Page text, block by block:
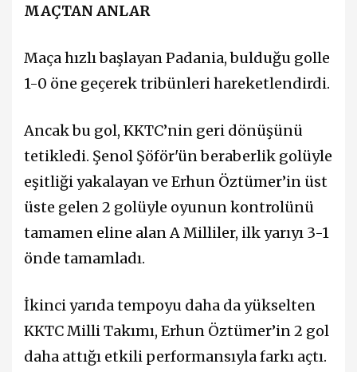
MAÇTAN ANLAR
Maça hızlı başlayan Padania, bulduğu golle
1-0 öne geçerek tribünleri hareketlendirdi.
Ancak bu gol, KKTC’nin geri dönüşünü
tetikledi. Şenol Şöför'ün beraberlik golüyle
eşitliği yakalayan ve Erhun Öztümer’in üst
üste gelen 2 golüyle oyunun kontrolünü
tamamen eline alan A Milliler, ilk yarıyı 3-1
önde tamamladı.
İkinci yarıda tempoyu daha da yükselten
KKTC Milli Takımı, Erhun Öztümer’in 2 gol
daha attığı etkili performansıyla farkı açtı.